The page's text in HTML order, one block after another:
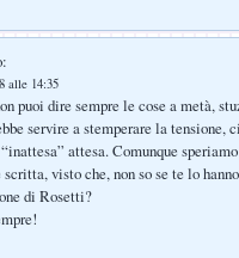
alle 14:35
puoi dire sempre le cose a metà,
servire a stemperare la tensione,
attesa. Comunque
visto che, non so se te lo
di Rosetti?